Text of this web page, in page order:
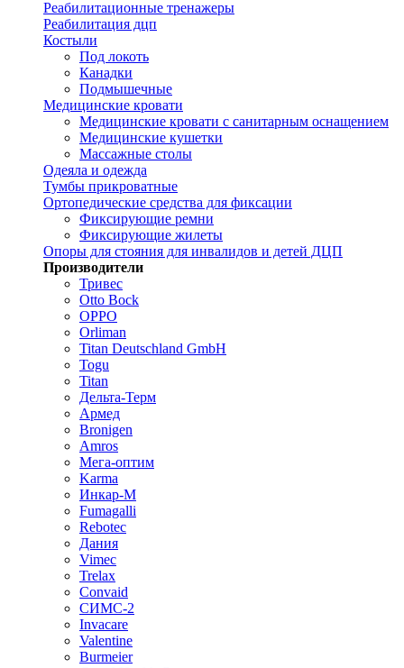
Реабилитационные тренажеры
Реабилитация дцп
Костыли
Под локоть
Канадки
Подмышечные
Медицинские кровати
Медицинские кровати с санитарным оснащением
Медицинские кушетки
Массажные столы
Одеяла и одежда
Тумбы прикроватные
Ортопедические средства для фиксации
Фиксирующие ремни
Фиксирующие жилеты
Опоры для стояния для инвалидов и детей ДЦП
Производители
Тривес
Otto Bock
OPPO
Orliman
Titan Deutschland GmbH
Togu
Titan
Дельта-Терм
Армед
Bronigen
Amros
Мега-оптим
Karma
Инкар-М
Fumagalli
Rebotec
Дания
Vimec
Trelax
Convaid
СИМС-2
Invacare
Valentine
Burmeier